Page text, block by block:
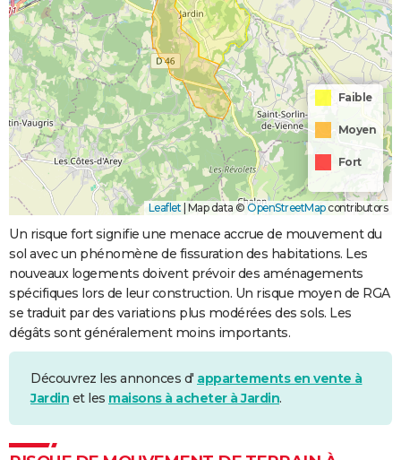
Faible
Moyen
Fort
Leaflet Map data © OpenStreetMapcontributors
Un risque fort signifie une menace accrue de mouvement du
sol avec un phénomène de fissuration des habitations. Les
nouveaux logements doivent prévoir des aménagements
spécifiques lors de leur construction. Un risque moyen de RGA
se traduit par des variations plus modérées des sols. Les
dégâts sont généralement moins importants.
Découvrez les annonces d' appartements en vente à
Jardin et les maisons à acheter à Jardin.